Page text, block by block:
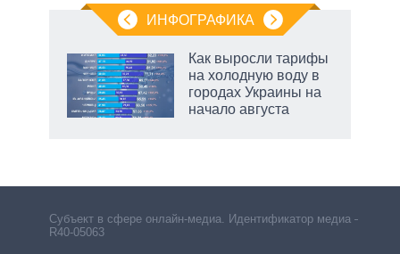
ИНФОГРАФИКА
Как выросли тарифы
на холодную воду в
городах Украины на
начало августа
Субъект в сфере онлайн-медиа. Идентификатор медиа –
R40-05063